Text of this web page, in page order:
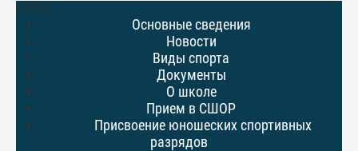
МЕНЮ
Основные сведения
Новости
Виды спорта
Документы
О школе
Прием в СШОР
Присвоение юношеских спортивных
разрядов